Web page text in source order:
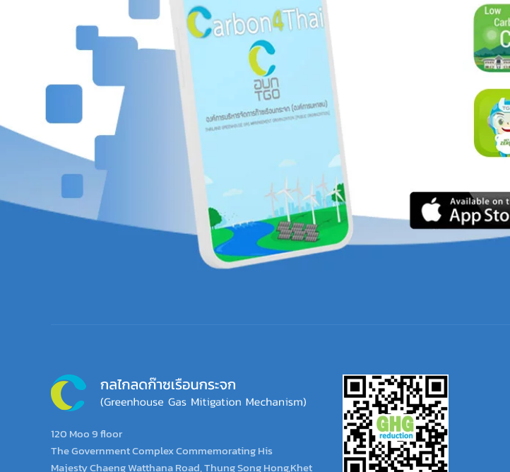
120 Moo 9 floor
The Government Complex Commemorating His
Majesty Chaeng Watthana Road, Thung Song Hong,Khet